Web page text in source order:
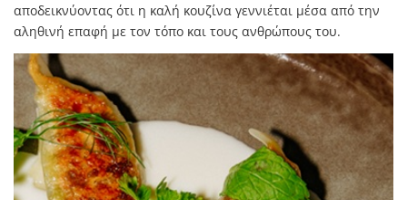
αποδεικνύοντας ότι η καλή κουζίνα γεννιέται μέσα από την
αληθινή επαφή με τον τόπο και τους ανθρώπους του.